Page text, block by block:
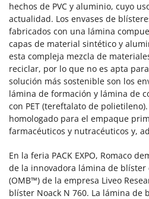
hechos de PVC y aluminio, cuyo
actualidad. Los envases de
fabricados con una lámina
capas de material sintético y
esta compleja mezcla de
reciclar, por lo que no es apta
solución más sostenible son los
lámina de formación y lámina de
con PET (tereftalato de
homologado para el empaque
farmacéuticos y nutracéuticos y,
En la feria PACK EXPO, Romaco
de la innovadora lámina de
(OMB™) de la empresa Liveo
blíster Noack N 760. La lámina de